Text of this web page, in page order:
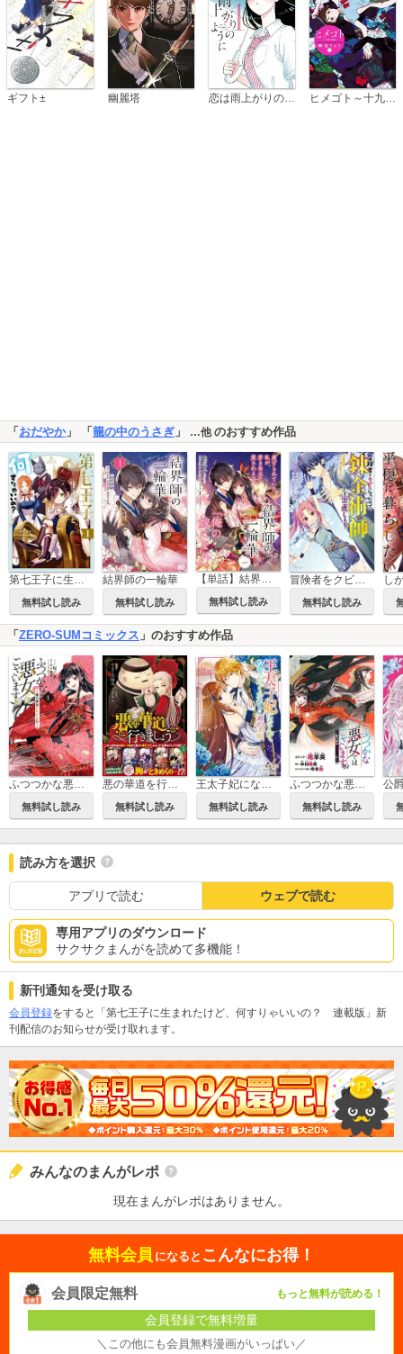
ギフト± 幽麗塔 ヒメゴト～十九歳の制服～
「おだやか」 「籠の中のうさぎ 」 …他のおすすめ作品
第七王子に生まれたけど、何すりゃいいの？
無料試し読み
結界師の一輪華
無料試し読み
【単話】結界師の一輪華
無料試し読み
冒険者をクビになったので、錬金術師として出直します！ ～辺境開拓？ よし、俺に任せとけ！
無料試し読み
「 ZERO-SUMコミックス 」のおすすめ作品
ふつつかな悪女ではございますが ～雛宮蝶鼠とりかえ伝～
無料試し読み
悪の華道を行きましょう【コミックス版】
無料試し読み
王太子妃になんてなりたくない!! 婚約者編
無料試し読み
ふつつかな悪女ではございますが ～雛宮蝶鼠とりかえ伝～ 連載版
無料試し読み
読み方を選択
アプリで読む ウェブで読む
専用アプリのダウンロード
サクサクまんがを読めて多機能！
新刊通知を受け取る
会員登録をすると「第七王子に生まれたけど、何すりゃいいの？ 連載版」新
刊配信のお知らせが受け取れます。
みんなのまんがレポ
現在まんがレポはありません。
無料会員 になると こんなにお得！
会員限定無料 もっと無料が読める！
会員登録で無料増量
＼この他にも会員無料漫画がいっぱい／